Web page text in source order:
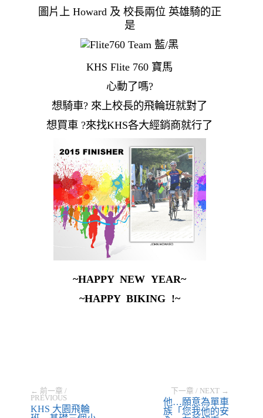
圖片上 Howard 及 校長兩位 英雄騎的正
是
KHS Flite 760 寶馬
心動了嗎?
想騎車? 來上校長的飛輪班就對了
想買車 ?來找KHS各大經銷商就行了
~HAPPY NEW YEAR~
~HAPPY BIKING !~
← 前一章 /
PREVIOUS
KHS 大園飛輪
下一章 / NEXT →
他…願意為單車
族「您我他的安